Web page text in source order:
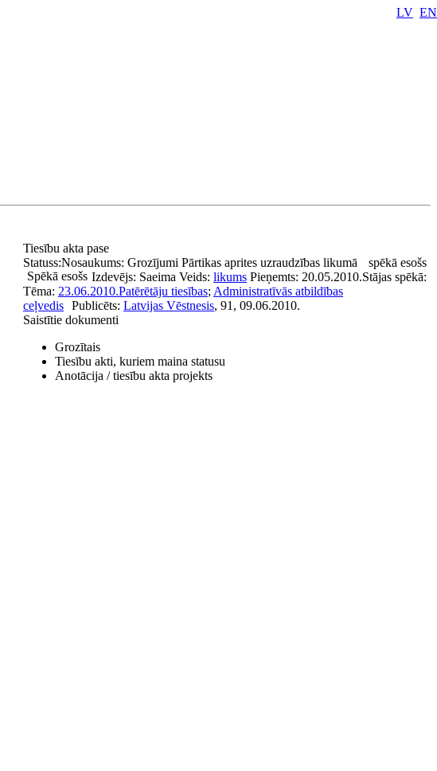
LV EN
Tiesību akta pase
Nosaukums: Grozījumi Pārtikas aprites uzraudzības likumā
Statuss:
Spēkā esošs
spēkā esošs
Izdevējs: Saeima Veids: likums Pieņemts: 20.05.2010.Stājas spēkā:
23.06.2010.
Tēma: Patērētāju tiesības; Administratīvās atbildības
ceļvedis Publicēts: Latvijas Vēstnesis, 91, 09.06.2010.
Saistītie dokumenti
Grozītais
Tiesību akti, kuriem maina statusu
Anotācija / tiesību akta projekts